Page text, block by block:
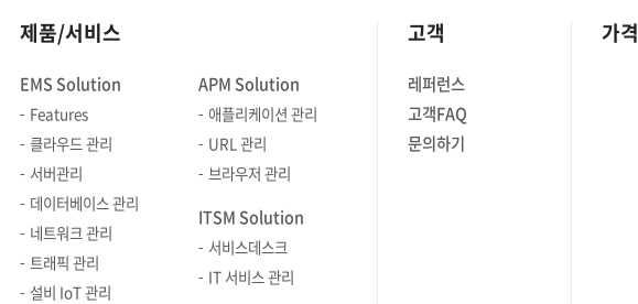
제품/서비스
EMS Solution
Features
클라우드 관리
서버관리
데이터베이스 관리
네트워크 관리
트래픽 관리
설비 IoT 관리
APM Solution
애플리케이션 관리
URL 관리
브라우저 관리
ITSM Solution
서비스데스크
IT 서비스 관리
고객
레퍼런스
고객FAQ
문의하기
가격